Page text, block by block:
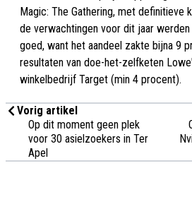
Magic: The Gathering, met definitieve
de verwachtingen voor dit jaar
goed, want het aandeel zakte bijna 9
resultaten van doe-het-zelfketen
winkelbedrijf Target (min 4 procent).
Vorig artikel
Op dit moment geen plek
voor 30 asielzoekers in Ter
Apel